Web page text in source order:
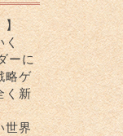
】
く
ーに
略ゲ
く新
世界